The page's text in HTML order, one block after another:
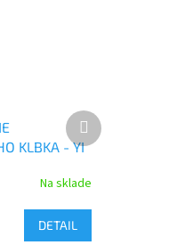
KLBKA - YI
Na sklade
DETAIL
Ďalší
produkt